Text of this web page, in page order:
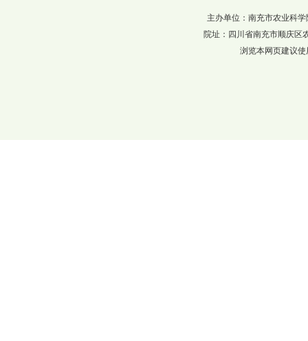
主办单位：南充市农业科
院址：四川省南充市顺庆
浏览本网页建议